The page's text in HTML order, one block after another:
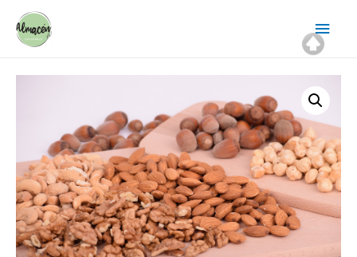
contenido